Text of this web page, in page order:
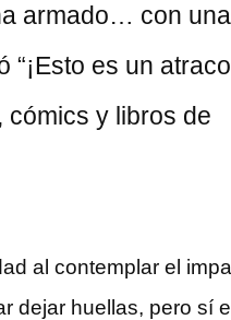
armado… con una
es un atraco
cómics y libros de
al contemplar el
dejar huellas, pero sí